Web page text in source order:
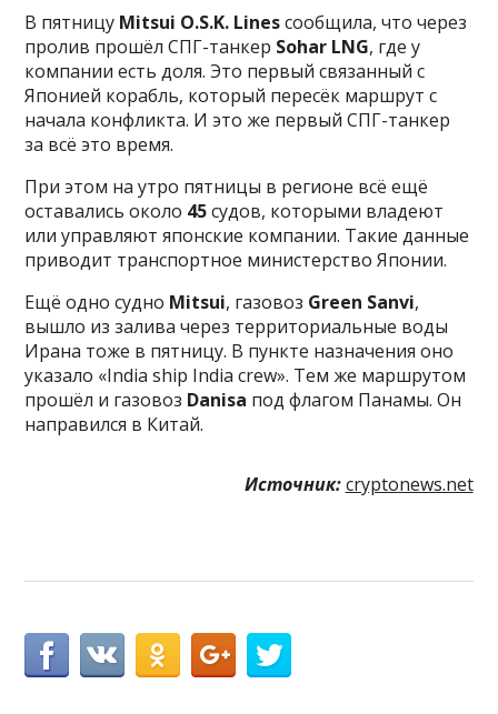
В пятницу Mitsui O.S.K. Linesсообщила, что через
пролив прошёл СПГ-танкер Sohar LNG, где у
компании есть доля. Это первый связанный с
Японией корабль, который пересёк маршрут с
начала конфликта. И это же первый СПГ-танкер
за всё это время.
При этом на утро пятницы в регионе всё ещё
оставались около 45судов, которыми владеют
или управляют японские компании. Такие данные
приводит транспортное министерство Японии.
Ещё одно судно Mitsui, газовоз Green Sanvi,
вышло из залива через территориальные воды
Ирана тоже в пятницу. В пункте назначения оно
указало «India ship India crew». Тем же маршрутом
прошёл и газовоз Danisa под флагом Панамы. Он
направился в Китай.
Источник: cryptonews.net